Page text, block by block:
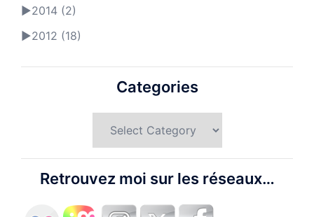
►2014 (2)
►2012 (18)
Categories
Retrouvez moi sur les réseaux…